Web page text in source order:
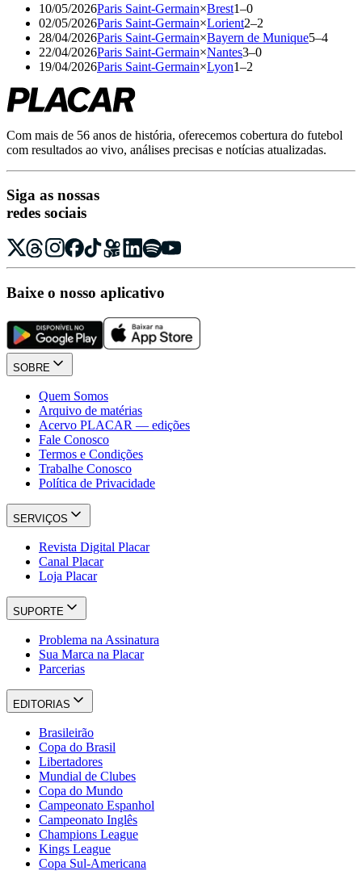
10/05/2026Paris Saint-Germain×Brest1–0
02/05/2026Paris Saint-Germain×Lorient2–2
28/04/2026Paris Saint-Germain×Bayern de Munique5–4
22/04/2026Paris Saint-Germain×Nantes3–0
19/04/2026Paris Saint-Germain×Lyon1–2
Com mais de 56 anos de história, oferecemos cobertura do futebol
com resultados ao vivo, análises precisas e notícias atualizadas.
Siga as nossas
redes sociais
Baixe o nosso aplicativo
SOBRE
Quem Somos
Arquivo de matérias
Acervo PLACAR — edições
Fale Conosco
Termos e Condições
Trabalhe Conosco
Política de Privacidade
SERVIÇOS
Revista Digital Placar
Canal Placar
Loja Placar
SUPORTE
Problema na Assinatura
Sua Marca na Placar
Parcerias
EDITORIAS
Brasileirão
Copa do Brasil
Libertadores
Mundial de Clubes
Copa do Mundo
Campeonato Espanhol
Campeonato Inglês
Champions League
Kings League
Copa Sul-Americana